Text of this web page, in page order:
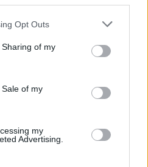
Opt Outs
of my
of my
my
Advertising.
Harper Lee, __ É
Todos